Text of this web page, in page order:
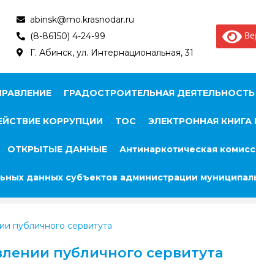
abinsk@mo.krasnodar.ru
(8-86150) 4-24-99
Г. Абинск, ул. Интернациональная, 31
ГРАДОСТРОИТЕЛЬНАЯ ДЕЯТЕЛЬНОСТЬ
КОРРУПЦИИ ТОС ЭЛЕКТРОННАЯ
ОТКРЫТЫЕ ДАННЫЕ Антинаркотическая
данных субъектов администрации
публичного сервитута
публичного сервитута